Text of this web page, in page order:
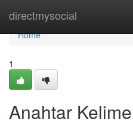
directmysocial
Home
Home
1
Anahtar